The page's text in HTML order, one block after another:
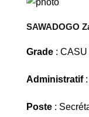
SAWADOGO
Grade: CASU
Administratif
Poste: